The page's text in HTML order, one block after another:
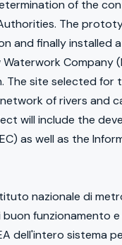
of the
The
and finally installed
Company
The site selected
of rivers and
will include the
as well as the
nazionale di
funzionamento
dell'intero sistema